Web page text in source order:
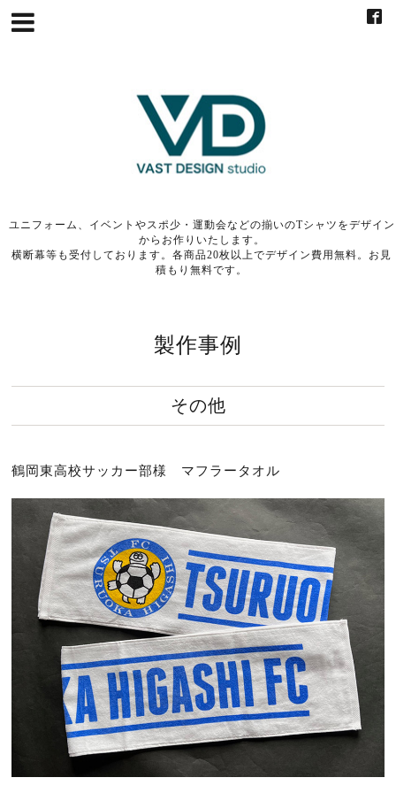
ユニフォーム、イベントやスポ少・運動会などの揃いのTシャツをデザイン
からお作りいたします。
横断幕等も受付しております。各商品20枚以上でデザイン費用無料。お見
積もり無料です。
製作事例
その他
鶴岡東高校サッカー部様 マフラータオル